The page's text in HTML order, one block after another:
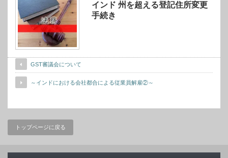
インド 州を超える登記住所変更
手続き
GST審議会について
～インドにおける会社都合による従業員解雇②～
トップページに戻る